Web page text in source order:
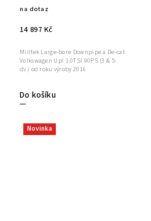
na dotaz
14 897 Kč
Do košíku
Milltek Large-bore Downpipe a De-cat
Volkswagen Up! 1.0TSI 90PS (3 & 5-
dv.) od roku výroby 2016
Novinka